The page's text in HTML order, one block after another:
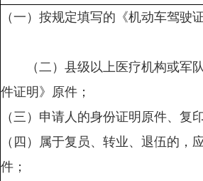
（一）按规定填写的《机动车驾驶
（二）县级以上医疗机构或军队
件证明》原件；
（三）申请人的身份证明原件、复
（四）属于复员、转业、退伍的
件；